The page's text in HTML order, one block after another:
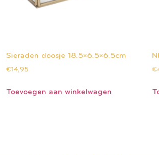
Sieraden doosje 18.5×6.5×6.5cm
€14,95
Toevoegen aan winkelwagen
€